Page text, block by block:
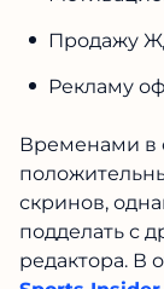
Продажу
Рекламу
Временами в
скринов,
подделать с
редактора. В